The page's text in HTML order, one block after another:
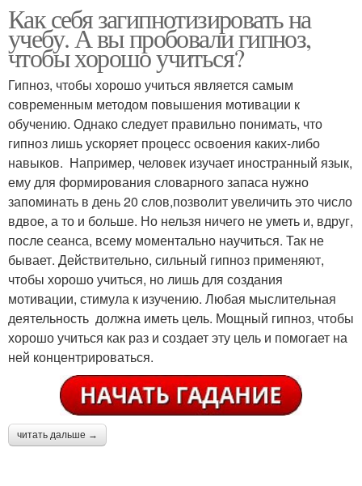
Как себя загипнотизировать на
учебу. А вы пробовали гипноз,
чтобы хорошо учиться?
Гипноз, чтобы хорошо учиться является самым
современным методом повышения мотивации к
обучению. Однако следует правильно понимать, что
гипноз лишь ускоряет процесс освоения каких-либо
навыков. Например, человек изучает иностранный язык,
ему для формирования словарного запаса нужно
запоминать в день 20 слов,позволит увеличить это число
вдвое, а то и больше. Но нельзя ничего не уметь и, вдруг,
после сеанса, всему моментально научиться. Так не
бывает. Действительно, сильный гипноз применяют,
чтобы хорошо учиться, но лишь для создания
мотивации, стимула к изучению. Любая мыслительная
деятельность должна иметь цель. Мощный гипноз, чтобы
хорошо учиться как раз и создает эту цель и помогает на
ней концентрироваться.
читать дальше →